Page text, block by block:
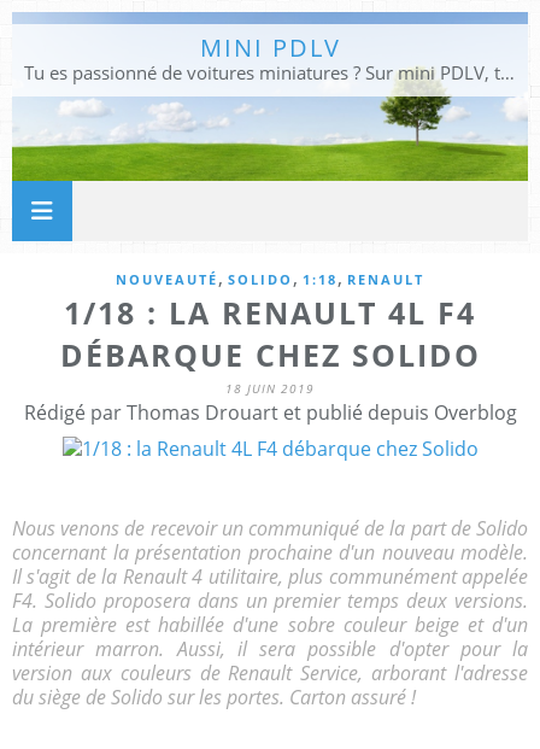
MINI PDLV
Tu es passionné de voitures miniatures ? Sur mini PDLV, tu trouveras les meilleurs bons plans pour acheter des voitures au 1:43, 1:18 ou 1:24. Tu pourras aussi découvrir des modèles de collection sous tous leurs angles. Pour ne rien louper de l'actualité des voitures miniatures, rejoins-nous !
NOUVEAUTÉ , SOLIDO , 1:18 , RENAULT
1/18 : LA RENAULT 4L F4
DÉBARQUE CHEZ SOLIDO
18 JUIN 2019
Rédigé par Thomas Drouart et publié depuis Overblog
Nous venons de recevoir un communiqué de la part de Solido
concernant la présentation prochaine d'un nouveau modèle.
Il s'agit de la Renault 4 utilitaire, plus communément appelée
F4. Solido proposera dans un premier temps deux versions.
La première est habillée d'une sobre couleur beige et d'un
intérieur marron. Aussi, il sera possible d'opter pour la
version aux couleurs de Renault Service, arborant l'adresse
du siège de Solido sur les portes. Carton assuré !